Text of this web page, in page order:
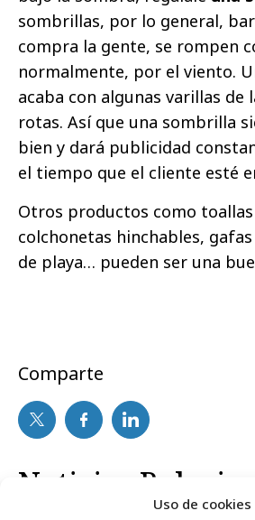
Uso de cookies
sombrillas, por lo general,
compra la gente, se rompen
normalmente, por el viento.
acaba con algunas varillas de
rotas. Así que una sombrilla
bien y dará publicidad
el tiempo que el cliente esté
Otros productos como toallas
colchonetas hinchables,
de playa… pueden ser una
Comparte
Noticias